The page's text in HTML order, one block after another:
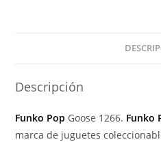
Descripción
Funko Pop Goose 1266. Funko
marca de juguetes